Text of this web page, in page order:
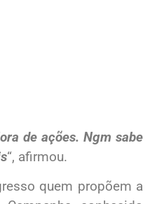
de ações. Ngm sabe
“, afirmou.
quem propõem a